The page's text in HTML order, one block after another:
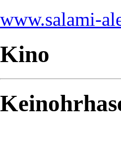
www.salami-
Kino